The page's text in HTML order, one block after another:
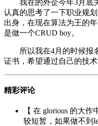
我在的外企今年3月底
认真的思考了一下职业规
出身，在现在算法为王的
是做一个CRUD boy。
所以我在4月的时候报
证书，希望通过自己的技
精彩评论
【 在 glorious 的大
较短暂，如果做不到